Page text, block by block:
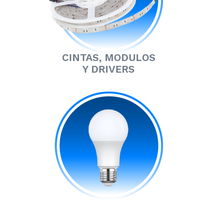
CINTAS, MODULOS
Y DRIVERS